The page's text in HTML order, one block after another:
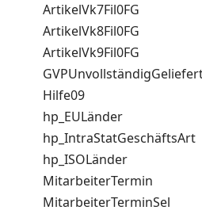
ArtikelVk7Fil0FG
ArtikelVk8Fil0FG
ArtikelVk9Fil0FG
Hilfe09
hp_EULänder
hp_IntraStatGeschäftsArt
hp_ISOLänder
MitarbeiterTermin
MitarbeiterTerminSel